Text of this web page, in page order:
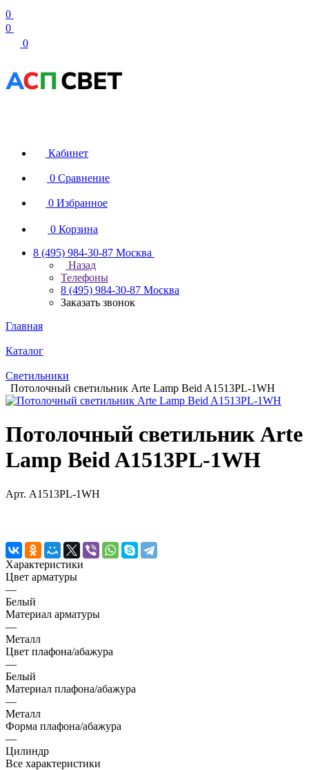
0
0
0
Кабинет
0 Сравнение
0 Избранное
0 Корзина
8 (495) 984-30-87 Москва
Назад
Телефоны
8 (495) 984-30-87 Москва
Заказать звонок
Главная
Каталог
Светильники
Потолочный светильник Arte Lamp Beid A1513PL-1WH
Потолочный светильник Arte
Lamp Beid A1513PL-1WH
Арт. A1513PL-1WH
Характеристики
Цвет арматуры
—
Белый
Материал арматуры
—
Металл
Цвет плафона/абажура
—
Белый
Материал плафона/абажура
—
Металл
Форма плафона/абажура
—
Цилиндр
Все характеристики